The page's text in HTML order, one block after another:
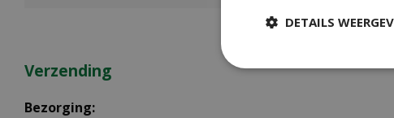
Verzending
Bezorging:
DETAILS